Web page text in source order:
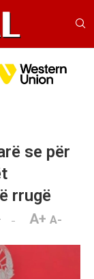
se për
rrugë
A+ A-